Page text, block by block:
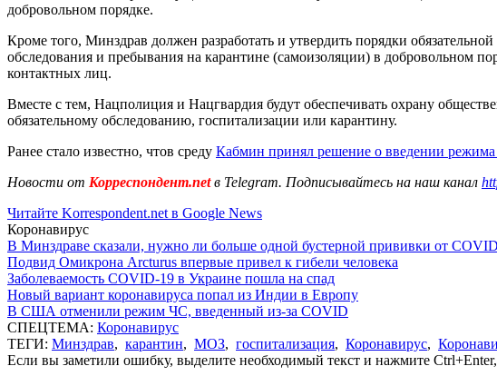
добровольном порядке.
Кроме того, Минздрав должен разработать и утвердить порядки
обследования и пребывания на карантине (самоизоляции) в добровольном
контактных лиц.
Вместе с тем, Нацполиция и Нацгвардия будут обеспечивать охрану
обязательному обследованию, госпитализации или карантину.
Ранее стало известно, чтов среду Кабмин принял решение о введении
Новости от Корреспондент.netв Telegram. Подписывайтесь на наш канал
Читайте Korrespondent.net в Google News
Коронавирус
В Минздраве сказали, нужно ли больше одной бустерной прививки от
Подвид Омикрона Arcturus впервые привел к гибели человека
Заболеваемость COVID-19 в Украине пошла на спад
Новый вариант коронавируса попал из Индии в Европу
В США отменили режим ЧС, введенный из-за COVID
СПЕЦТЕМА: Коронавирус
ТЕГИ: Минздрав, карантин, МОЗ, госпитализация, Коронавирус,
Если вы заметили ошибку, выделите необходимый текст и нажмите